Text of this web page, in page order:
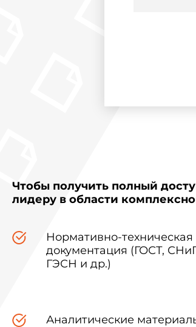
Чтобы получить полный
лидеру в области
Нормативно-техническая
документация (ГОСТ,
ГЭСН и др.)
Аналитические